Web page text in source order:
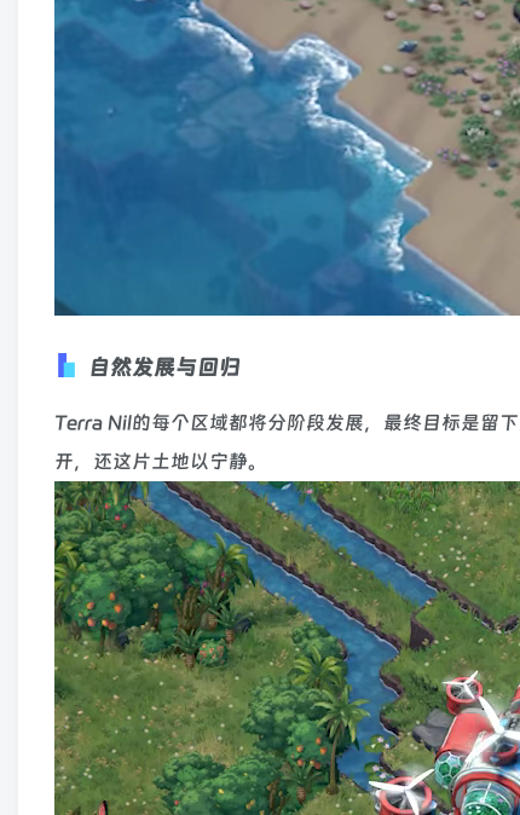
自然发展与回归
Terra Nil的每个区域都将分阶段发展，最终目标是留
开，还这片土地以宁静。